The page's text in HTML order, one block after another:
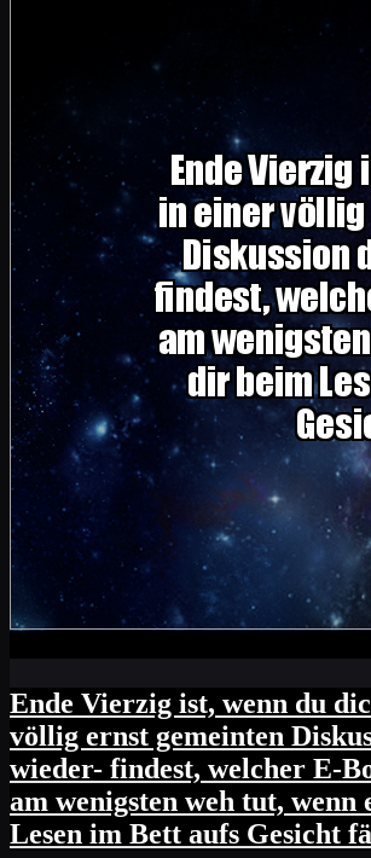
Ende Vierzig ist, wenn du
völlig ernst gemeinten
wieder- findest, welcher E-
am wenigsten weh tut,
Lesen im Bett aufs Gesicht